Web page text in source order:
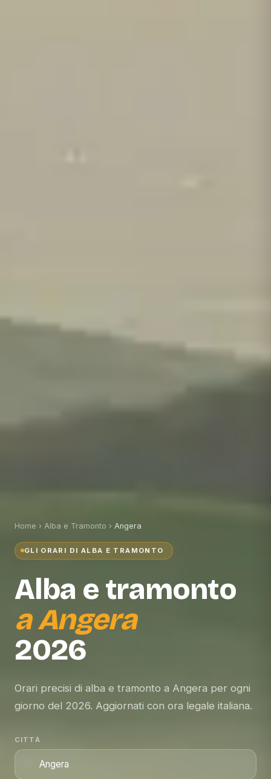
Home › Alba e Tramonto › Angera
GLI ORARI DI ALBA E TRAMONTO
Alba e tramonto
aAngera
2026
Orari precisi di alba e tramonto a Angera per ogni
giorno del 2026. Aggiornati con ora legale italiana.
CITTÀ